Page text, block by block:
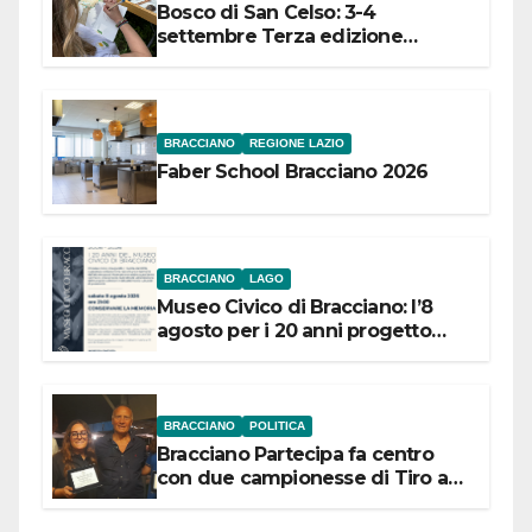
Bosco di San Celso: 3-4
settembre Terza edizione
BRACCIANO REGIONE LAZIO
Faber School Bracciano 2026
BRACCIANO LAGO
Museo Civico di Bracciano: l’8
agosto per i 20 anni progetto
BRACCIANO POLITICA
Bracciano Partecipa fa centro
con due campionesse di Tiro a